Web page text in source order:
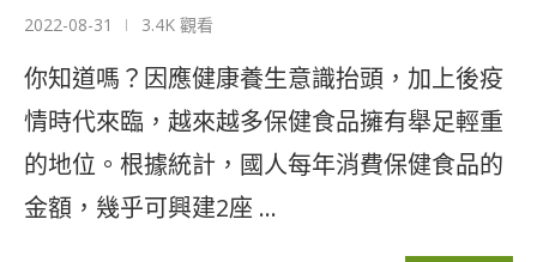
2022-08-31 3.4K 觀看
你知道嗎？因應健康養生意識抬頭，加上後疫
情時代來臨，越來越多保健食品擁有舉足輕重
的地位。根據統計，國人每年消費保健食品的
金額，幾乎可興建2座 …